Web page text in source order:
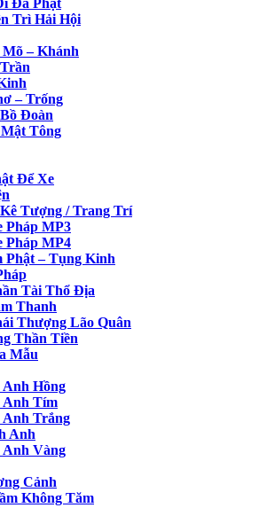
Đà Phật
Trì Hải Hội
– Khánh
– Trống
Đoàn
Tông
Để Xe
Tượng / Trang Trí
Pháp MP3
Pháp MP4
Phật – Tụng Kinh
Tài Thổ Địa
Thanh
Thượng Lão Quân
Thần Tiền
Mẫu
Hồng
Anh Tím
Trắng
Anh
Vàng
Cảnh
Không Tăm